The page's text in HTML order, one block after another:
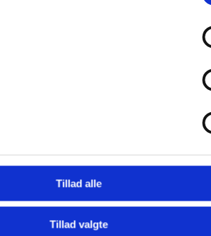
Tillad alle
Tillad valgte